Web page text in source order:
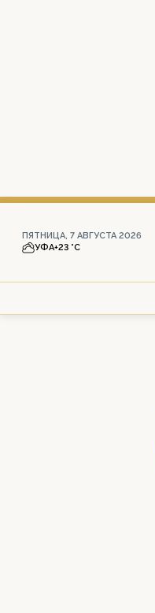
ПЯТНИЦА, 7 АВГУСТА 2026
УФА+23 °С